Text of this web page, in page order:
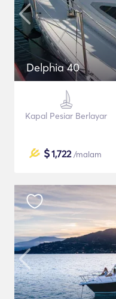
Delphia 40
Kapal Pesiar Berlayar
$1,722/malam